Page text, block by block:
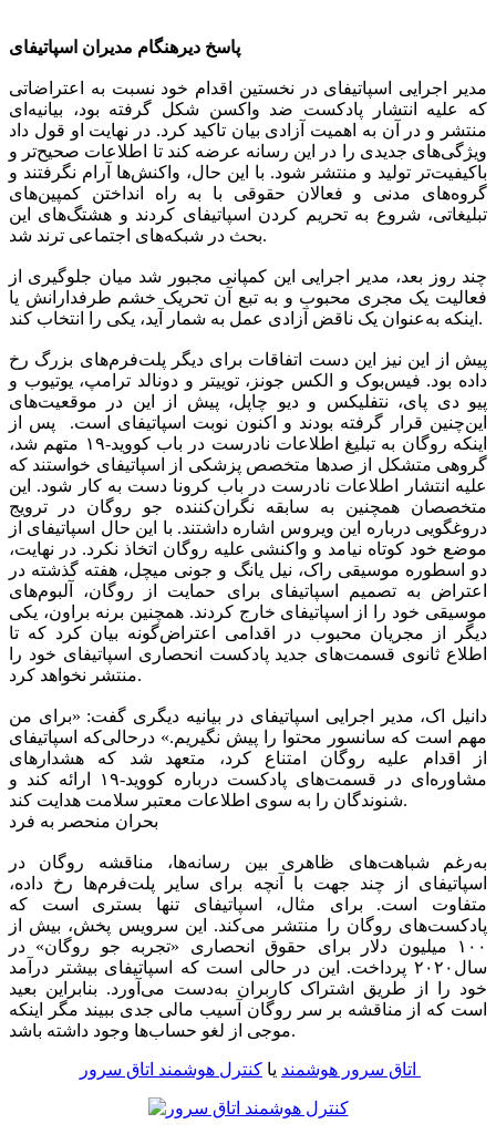
پاسخ دیرهنگام مدیران اسپاتیفای
مدیر اجرایی اسپاتیفای در نخستین اقدام خود نسبت به اعتراضاتی
که علیه انتشار پادکست ضد واکسن شکل گرفته بود، بیانیه‌ای
منتشر و در آن به اهمیت آزادی بیان تاکید کرد. در نهایت او قول داد
ویژگی‌های جدیدی را در این رسانه عرضه کند تا اطلاعات صحیح‌تر و
باکیفیت‌تر تولید و منتشر شود. با این حال، واکنش‌ها آرام نگرفتند و
گروه‌های مدنی و فعالان حقوقی با به راه انداختن کمپین‌های
تبلیغاتی، شروع به تحریم کردن اسپاتیفای کردند و هشتگ‌های این
بحث در شبکه‌های اجتماعی ترند شد.
چند روز بعد، مدیر اجرایی این کمپانی مجبور شد میان جلوگیری از
فعالیت یک مجری محبوب و به تبع آن تحریک خشم طرفدارانش یا
اینکه به‌عنوان یک ناقض آزادی عمل به شمار آید، یکی را انتخاب کند.
پیش از این نیز این دست اتفاقات برای دیگر پلت‌فرم‌های بزرگ رخ
داده بود. فیس‌بوک و الکس جونز، توییتر و دونالد ترامپ، یوتیوب و
پیو دی پای، نتفلیکس و دیو چاپل، پیش از این در موقعیت‌های
این‌چنین قرار گرفته بودند و اکنون نوبت اسپاتیفای است. پس از
اینکه روگان به تبلیغ اطلاعات نادرست در باب کووید-۱۹ متهم شد،
گروهی متشکل از صدها متخصص پزشکی از اسپاتیفای خواستند که
علیه انتشار اطلاعات نادرست در باب کرونا دست به کار شود. این
متخصصان همچنین به سابقه نگران‌کننده جو روگان در ترویج
دروغگویی درباره این ویروس اشاره داشتند. با این حال اسپاتیفای از
موضع خود کوتاه نیامد و واکنشی علیه روگان اتخاذ نکرد. در نهایت،
دو اسطوره موسیقی راک، نیل یانگ و جونی میچل، هفته گذشته در
اعتراض به تصمیم اسپاتیفای برای حمایت از روگان، آلبوم‌های
موسیقی خود را از اسپاتیفای خارج کردند. همچنین برنه براون، یکی
دیگر از مجریان محبوب در اقدامی اعتراض‌گونه بیان کرد که تا
اطلاع ثانوی قسمت‌های جدید پادکست انحصاری اسپاتیفای خود را
منتشر نخواهد کرد.
دانیل اک، مدیر اجرایی اسپاتیفای در بیانیه دیگری گفت: «برای من
مهم است که سانسور محتوا را پیش نگیریم.» درحالی‌که اسپاتیفای
از اقدام علیه روگان امتناع کرد، متعهد شد که هشدارهای
مشاوره‌ای در قسمت‌های پادکست درباره کووید-۱۹ ارائه کند و
شنوندگان را به سوی اطلاعات معتبر سلامت هدایت کند.
بحران منحصر به فرد
به‌رغم شباهت‌های ظاهری بین رسانه‌ها، مناقشه روگان در
اسپاتیفای از چند جهت با آنچه برای سایر پلت‌فرم‌ها رخ داده،
متفاوت است. برای مثال، اسپاتیفای تنها بستری است که
پادکست‌های روگان را منتشر می‌کند. این سرویس پخش، بیش از
۱۰۰ میلیون دلار برای حقوق انحصاری «تجربه جو روگان» در
سال۲۰۲۰ پرداخت. این در حالی است که اسپاتیفای بیشتر درآمد
خود را از طریق اشتراک کاربران به‌دست می‌آورد. بنابراین بعید
است که از مناقشه بر سر روگان آسیب مالی جدی ببیند مگر اینکه
موجی از لغو حساب‌ها وجود داشته باشد.
اتاق سرور هوشمند یا